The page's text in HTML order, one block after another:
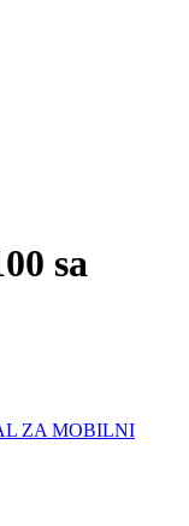
sa
ZA MOBILNI